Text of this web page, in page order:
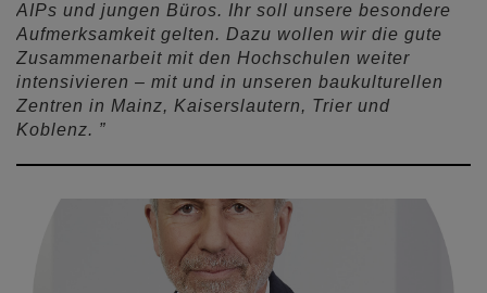
AIPs und jungen Büros. Ihr soll unsere besondere
Aufmerksamkeit gelten. Dazu wollen wir die gute
Zusammenarbeit mit den Hochschulen weiter
intensivieren – mit und in unseren baukulturellen
Zentren in Mainz, Kaiserslautern, Trier und
Koblenz.